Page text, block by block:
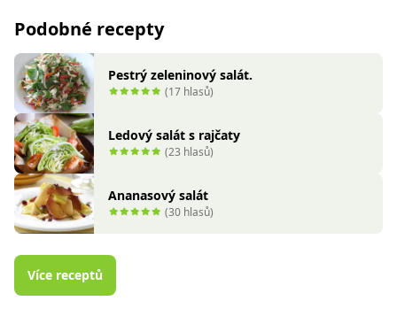
Podobné recepty
Pestrý zeleninový salát.
(17 hlasů)
Ledový salát s rajčaty
(23 hlasů)
Ananasový salát
(30 hlasů)
Více receptů